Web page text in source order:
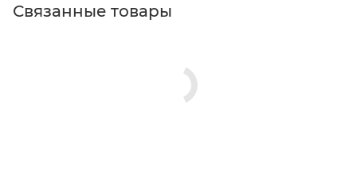
Связанные товары